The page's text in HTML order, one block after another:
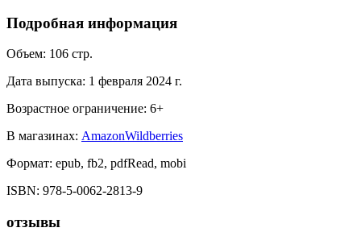
Подробная информация
Объем: 106 стр.
Дата выпуска: 1 февраля 2024 г.
Возрастное ограничение: 6+
В магазинах: AmazonWildberries
Формат: epub, fb2, pdfRead, mobi
ISBN: 978-5-0062-2813-9
отзывы